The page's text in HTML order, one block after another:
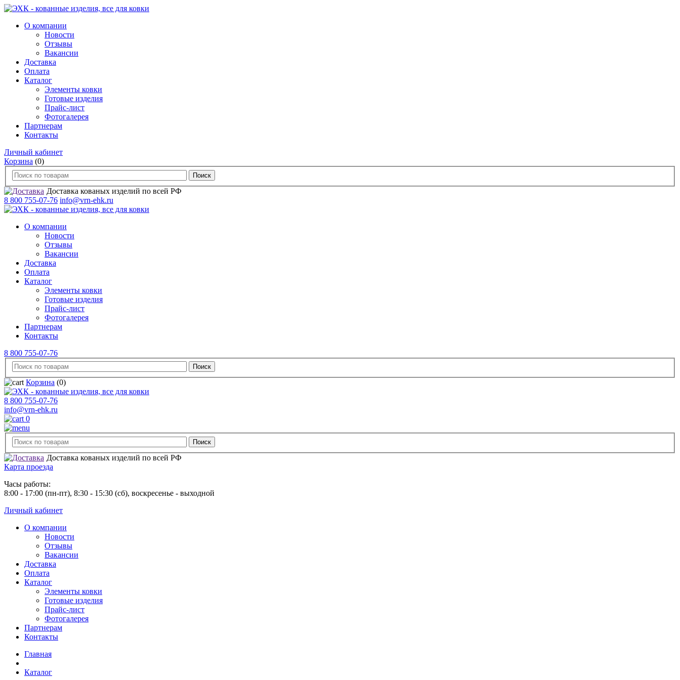
О компании
Новости
Отзывы
Вакансии
Доставка
Оплата
Каталог
Элементы ковки
Готовые изделия
Прайс-лист
Фотогалерея
Партнерам
Контакты
Личный кабинет
Корзина (0)
Доставка кованых изделий по всей РФ
8 800 755-07-76 info@vrn-ehk.ru
О компании
Новости
Отзывы
Вакансии
Доставка
Оплата
Каталог
Элементы ковки
Готовые изделия
Прайс-лист
Фотогалерея
Партнерам
Контакты
8 800 755-07-76
Корзина (0)
8 800 755-07-76
info@vrn-ehk.ru
0
Доставка кованых изделий по всей РФ
Карта проезда
Часы работы:
8:00 - 17:00 (пн-пт), 8:30 - 15:30 (сб), воскресенье - выходной
Личный кабинет
О компании
Новости
Отзывы
Вакансии
Доставка
Оплата
Каталог
Элементы ковки
Готовые изделия
Прайс-лист
Фотогалерея
Партнерам
Контакты
Главная
Каталог